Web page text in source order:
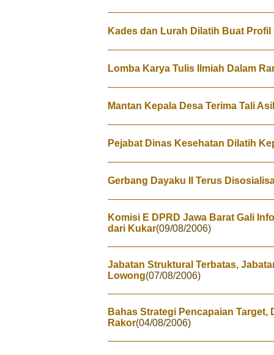
Kades dan Lurah Dilatih Buat
Lomba Karya Tulis Ilmiah Dalam
Mantan Kepala Desa Terima Tali
Pejabat Dinas Kesehatan Dilatih
Gerbang Dayaku II Terus
Komisi E DPRD Jawa Barat Gali
dari Kukar(09/08/2006)
Jabatan Struktural Terbatas,
Lowong(07/08/2006)
Bahas Strategi Pencapaian
Rakor(04/08/2006)